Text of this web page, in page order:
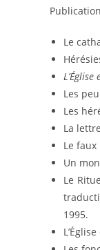
Le
Les
Les
La
Le
Un
Le
1995.